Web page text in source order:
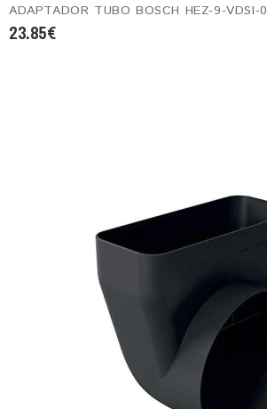
ADAPTADOR TUBO BOSCH HEZ-9-VDSI-0
23.85€